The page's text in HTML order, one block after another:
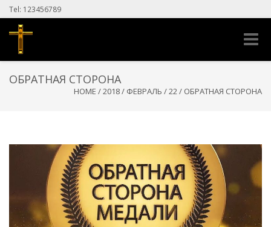
Tel: 123456789
Toggle
ОБРАТНАЯ СТОРОНА
HOME /2018/ ФЕВРАЛЬ /22/ ОБРАТНАЯ СТОРОНА